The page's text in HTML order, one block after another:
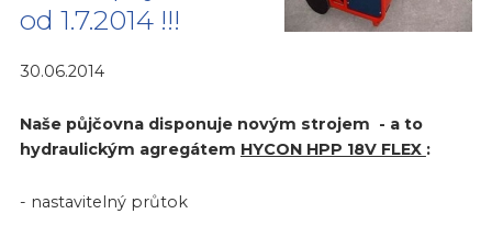
od 1.7.2014 !!!
30.06.2014
Naše půjčovna disponuje novým strojem - a to
hydraulickým agregátem HYCON HPP 18V FLEX :
- nastavitelný průtok